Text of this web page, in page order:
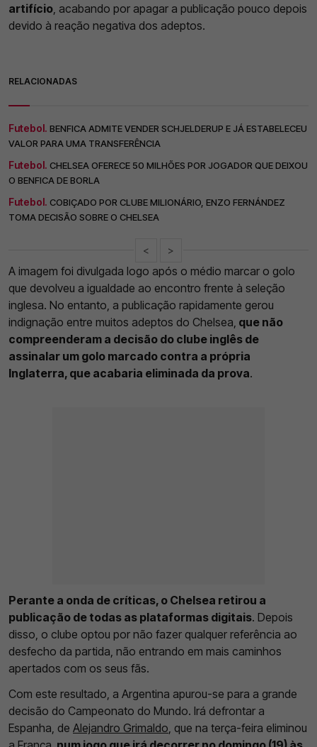
artifício , acabando por apagar a publicação pouco depois
devido à reação negativa dos adeptos.
RELACIONADAS
Futebol. BENFICA ADMITE VENDER SCHJELDERUP E JÁ ESTABELECEU
VALOR PARA UMA TRANSFERÊNCIA
Futebol. CHELSEA OFERECE 50 MILHÕES POR JOGADOR QUE DEIXOU
O BENFICA DE BORLA
Futebol. COBIÇADO POR CLUBE MILIONÁRIO, ENZO FERNÁNDEZ
TOMA DECISÃO SOBRE O CHELSEA
< >
A imagem foi divulgada logo após o médio marcar o golo
que devolveu a igualdade ao encontro frente à seleção
inglesa. No entanto, a publicação rapidamente gerou
indignação entre muitos adeptos do Chelsea, que não
compreenderam a decisão do clube inglês de
assinalar um golo marcado contra a própria
Inglaterra, que acabaria eliminada da prova.
Perante a onda de críticas, o Chelsea retirou a
publicação de todas as plataformas digitais. Depois
disso, o clube optou por não fazer qualquer referência ao
desfecho da partida, não entrando em mais caminhos
apertados com os seus fãs.
Com este resultado, a Argentina apurou-se para a grande
decisão do Campeonato do Mundo. Irá defrontar a
Espanha, de Alejandro Grimaldo , que na terça-feira eliminou